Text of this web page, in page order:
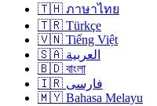
🇹🇭 ภาษาไทย
🇹🇷 Türkçe
🇻🇳 Tiếng Việt
🇸🇦 العربية
🇧🇩 বাংলা
🇮🇷 فارسی
🇲🇾 Bahasa Melayu